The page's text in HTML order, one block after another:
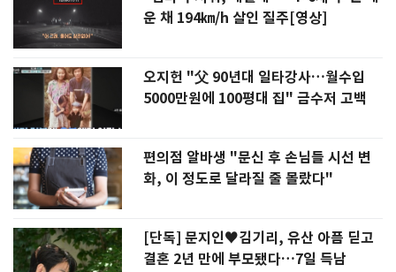
운 채 194㎞/h 살인 질주[영상]
오지헌 "父 90년대 일타강사…월수입
5000만원에 100평대 집" 금수저 고백
편의점 알바생 "문신 후 손님들 시선 변
화, 이 정도로 달라질 줄 몰랐다"
[단독] 문지인♥김기리, 유산 아픔 딛고
결혼 2년 만에 부모됐다…7일 득남